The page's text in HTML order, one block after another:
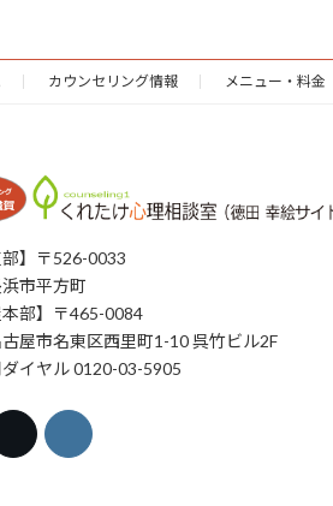
カウンセリング情報 メニュー・料金
部】〒526-0033
市平方町
本部】〒465-0084
屋市名東区西里町1-10 呉竹ビル2F
イヤル 0120-03-5905